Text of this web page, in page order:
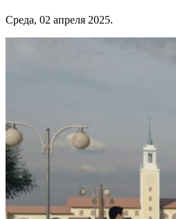
Среда, 02 апреля 2025.